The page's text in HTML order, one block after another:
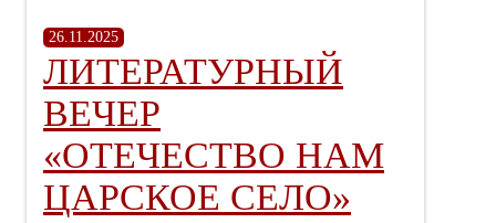
26.11.2025
ЛИТЕРАТУРНЫЙ
ВЕЧЕР
«ОТЕЧЕСТВО НАМ
ЦАРСКОЕ СЕЛО»